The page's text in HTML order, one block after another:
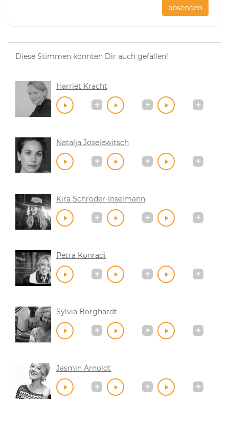
absenden
Diese Stimmen könnten Dir auch gefallen!
Harriet Kracht
Natalja Joselewitsch
Kira Schröder-Inselmann
Petra Konradi
Sylvia Borghardt
Jasmin Arnoldt